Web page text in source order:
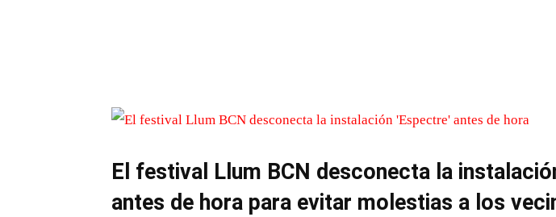
El festival Llum BCN desconecta la
antes de hora para evitar molestias a los